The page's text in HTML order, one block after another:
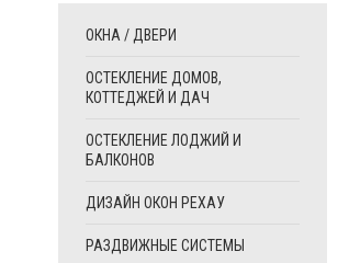
ОКНА / ДВЕРИ
ОСТЕКЛЕНИЕ ДОМОВ,
КОТТЕДЖЕЙ И ДАЧ
ОСТЕКЛЕНИЕ ЛОДЖИЙ И
БАЛКОНОВ
ДИЗАЙН ОКОН РЕХАУ
РАЗДВИЖНЫЕ СИСТЕМЫ